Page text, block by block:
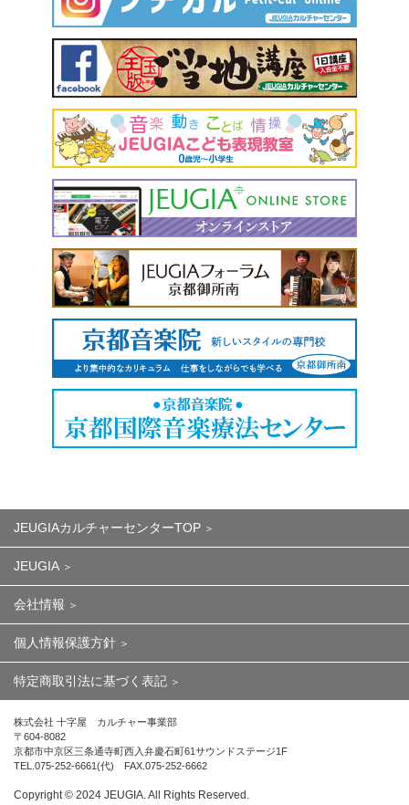
JEUGIAカルチャーセンターTOP
JEUGIA
会社情報
個人情報保護方針
特定商取引法に基づく表記
株式会社 十字屋 カルチャー事業部
〒604-8082
京都市中京区三条通寺町西入弁慶石町61サウンドステージ1F
TEL.075-252-6661(代) FAX.075-252-6662
Copyright ©︎ 2024 JEUGIA. All Rights Reserved.